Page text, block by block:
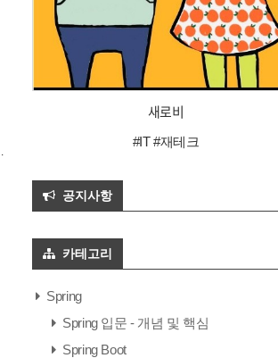
새로비
#IT #재테크
공지사항
카테고리
Spring
Spring 입문 - 개념 및 핵심
Spring Boot